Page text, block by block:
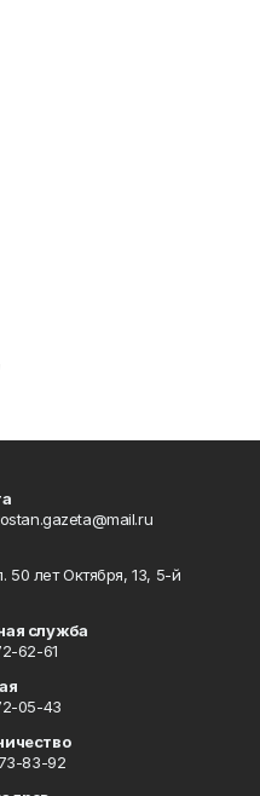
50 лет Октября, 13, 5-й
служба
62-61
05-43
83-92